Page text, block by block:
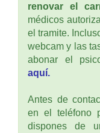
renovar el
médicos
el tramite.
webcam y las
abonar el
aquí.
Antes de
en el teléfono
dispones de